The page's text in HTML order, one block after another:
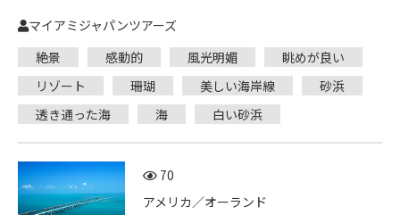
マイアミジャパンツアーズ
絶景
感動的 風光明媚
眺めが良い
リゾート
珊瑚 美しい海岸線
砂浜
透き通った海
海 白い砂浜
70
アメリカ／オーランド